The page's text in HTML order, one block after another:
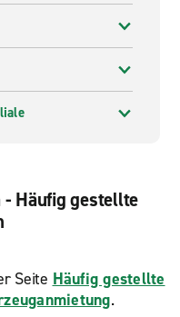
Häufig gestellte
Seite Häufig gestellte
.